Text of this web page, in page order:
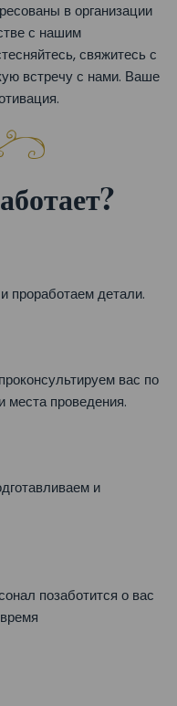
в организации
с нашим
свяжитесь с
встречу с нами. Ваше
детали.
вас по
проведения.
и
позаботится о вас